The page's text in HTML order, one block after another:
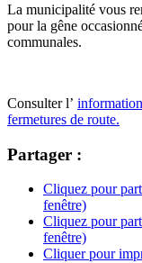
La municipalité vous
pour la gêne
communales.
Consulter l’
fermetures de route.
Partager :
Cliquez pour
fenêtre)
Cliquez pour
fenêtre)
Cliquer pour